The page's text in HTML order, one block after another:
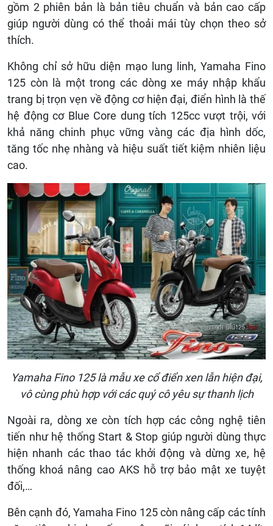
gồm 2 phiên bản là bản tiêu chuẩn và bản cao cấp
giúp người dùng có thể thoải mái tùy chọn theo sở
thích.
Không chỉ sở hữu diện mạo lung linh, Yamaha Fino
125 còn là một trong các dòng xe máy nhập khẩu
trang bị trọn vẹn về động cơ hiện đại, điển hình là thế
hệ động cơ Blue Core dung tích 125cc vượt trội, với
khả năng chinh phục vững vàng các địa hình dốc,
tăng tốc nhẹ nhàng và hiệu suất tiết kiệm nhiên liệu
cao.
Yamaha Fino 125 là mẫu xe cổ điển xen lẫn hiện đại,
vô cùng phù hợp với các quý cô yêu sự thanh lịch
Ngoài ra, dòng xe còn tích hợp các công nghệ tiên
tiến như hệ thống Start & Stop giúp người dùng thực
hiện nhanh các thao tác khởi động và dừng xe, hệ
thống khoá nâng cao AKS hỗ trợ bảo mật xe tuyệt
đối,…
Bên cạnh đó, Yamaha Fino 125 còn nâng cấp các tính